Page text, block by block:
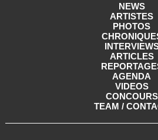
NEWS
ARTISTES
PHOTOS
ARTICLES
AGENDA
VIDEOS
CONCOURS
TEAM /